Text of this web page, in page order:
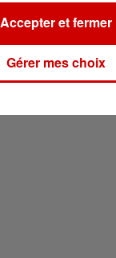
Gérer mes choix
Accepter et fermer